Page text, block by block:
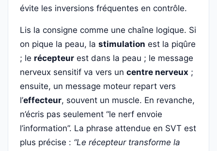
évite les inversions fréquentes en contrôle.
Lis la consigne comme une chaîne logique. Si
on pique la peau, la stimulation est la piqûre
; le récepteur est dans la peau ; le message
nerveux sensitif va vers un centre nerveux ;
ensuite, un message moteur repart vers
l’effecteur, souvent un muscle. En revanche,
n’écris pas seulement “le nerf envoie
l’information”. La phrase attendue en SVT est
plus précise : “Le récepteur transforme la